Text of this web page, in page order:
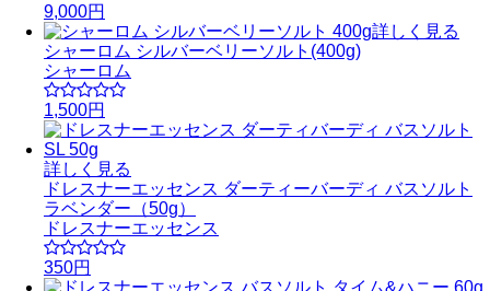
9,000円
詳しく見る
シャーロム シルバーベリーソルト(400g)
シャーロム
1,500円
詳しく見る
ドレスナーエッセンス ダーティーバーディ バスソルト
ラベンダー（50g）
ドレスナーエッセンス
350円